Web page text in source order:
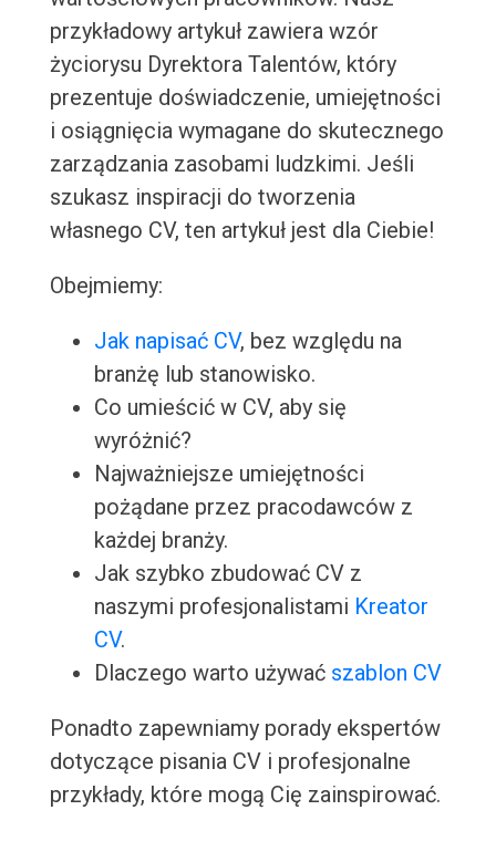
przykładowy artykuł zawiera wzór
życiorysu Dyrektora Talentów, który
prezentuje doświadczenie, umiejętności
i osiągnięcia wymagane do skutecznego
zarządzania zasobami ludzkimi. Jeśli
szukasz inspiracji do tworzenia
własnego CV, ten artykuł jest dla Ciebie!
Obejmiemy:
Jak napisać CV, bez względu na
branżę lub stanowisko.
Co umieścić w CV, aby się
wyróżnić?
Najważniejsze umiejętności
pożądane przez pracodawców z
każdej branży.
Jak szybko zbudować CV z
naszymi profesjonalistami Kreator
CV.
Dlaczego warto używać szablon CV
Ponadto zapewniamy porady ekspertów
dotyczące pisania CV i profesjonalne
przykłady, które mogą Cię zainspirować.